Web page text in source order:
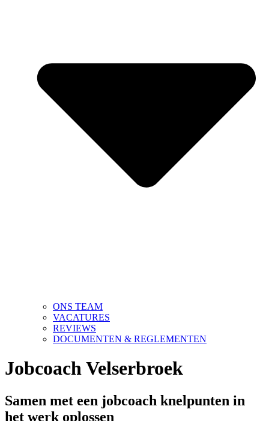
ONS TEAM
VACATURES
REVIEWS
DOCUMENTEN & REGLEMENTEN
Jobcoach Velserbroek
Samen met een jobcoach knelpunten in
het werk oplossen